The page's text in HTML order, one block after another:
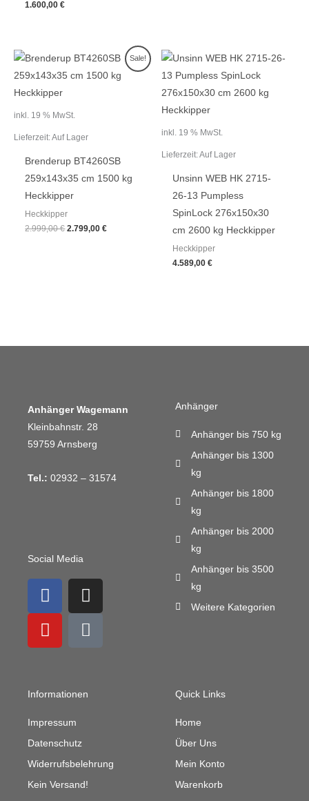
1.600,00€
Sale!
inkl. 19 % MwSt.
Lieferzeit:Auf Lager
Brenderup BT4260SB
259x143x35 cm 1500 kg
Heckkipper
Heckkipper
2.999,00€
Ursprünglicher
Preis
war:
2.799,00€
Aktueller
Preis
ist:
inkl. 19 % MwSt.
Lieferzeit:Auf Lager
Unsinn WEB HK 2715-
26-13 Pumpless
SpinLock 276x150x30
cm 2600 kg Heckkipper
Heckkipper
4.589,00€
Anhänger Wagemann
Kleinbahnstr. 28
59759 Arnsberg
Tel.: 02932 – 31574
Social Media
F
a
c
e
o
I
n
s
t
r
Y
o
u
t
e
M
a
i
l
u
Anhänger
Anhänger bis 750 kg
Anhänger bis 1300
kg
Anhänger bis 1800
kg
Anhänger bis 2000
kg
Anhänger bis 3500
kg
Weitere Kategorien
Informationen
Impressum
Datenschutz
Widerrufsbelehrung
Kein Versand!
Quick Links
Home
Über Uns
Mein Konto
Warenkorb